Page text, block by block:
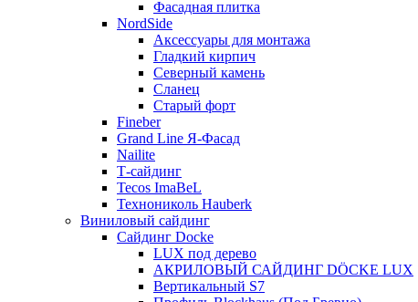
Фасадная плитка
NordSide
Аксессуары для монтажа
Гладкий кирпич
Северный камень
Сланец
Старый форт
Fineber
Grand Line Я-Фасад
Nailite
Т-сайдинг
Tecos ImaBeL
Технониколь Hauberk
Виниловый сайдинг
Сайдинг Docke
LUX под дерево
АКРИЛОВЫЙ САЙДИНГ DÖCKE LUX
Вертикальный S7